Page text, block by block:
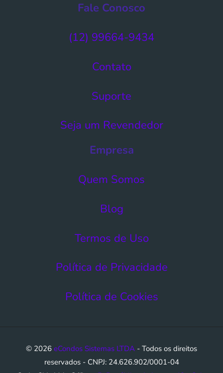
Fale Conosco
(12) 99664-9434
Contato
Suporte
Seja um Revendedor
Empresa
Quem Somos
Blog
Termos de Uso​
Política de Privacidade
Política de Cookies
© 2026 eCondos Sistemas LTDA - Todos os direitos
reservados - CNPJ: 24.626.902/0001-04